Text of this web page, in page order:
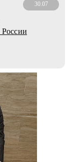
30.07
России